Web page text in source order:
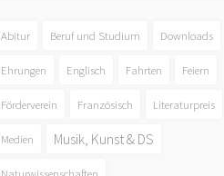
Abitur Beruf und Studium Downloads
Ehrungen Englisch Fahrten Feiern
Förderverein Französisch Literaturpreis
Medien Musik, Kunst & DS